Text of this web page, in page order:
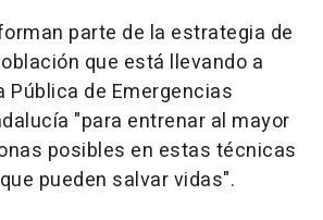
parte de la estrategia de
que está llevando a
Pública de Emergencias
"para entrenar al mayor
posibles en estas técnicas
pueden salvar vidas".